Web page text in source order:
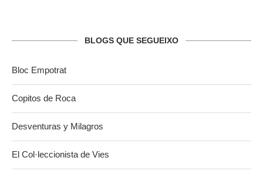
BLOGS QUE SEGUEIXO
Bloc Empotrat
Copitos de Roca
Desventuras y Milagros
El Col·leccionista de Vies